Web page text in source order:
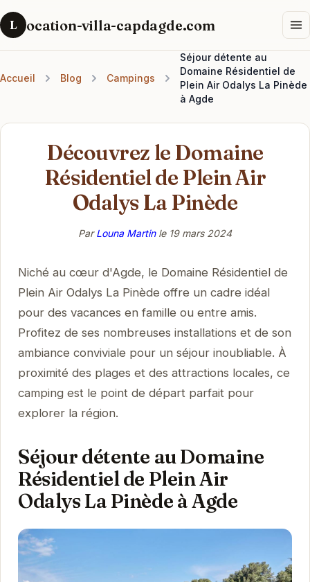
L ocation-villa-capdagde.com
Accueil Blog Campings
Séjour détente au
Domaine Résidentiel de
Plein Air Odalys La Pinède
à Agde
Découvrez le Domaine
Résidentiel de Plein Air
Odalys La Pinède
ParLouna Martinle 19 mars 2024
Niché au cœur d'Agde, le Domaine Résidentiel de
Plein Air Odalys La Pinède offre un cadre idéal
pour des vacances en famille ou entre amis.
Profitez de ses nombreuses installations et de son
ambiance conviviale pour un séjour inoubliable. À
proximité des plages et des attractions locales, ce
camping est le point de départ parfait pour
explorer la région.
Séjour détente au Domaine
Résidentiel de Plein Air
Odalys La Pinède à Agde